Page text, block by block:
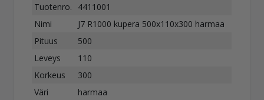
Tuotenro.
4411001
Nimi
J7 R1000 kupera 500x110x300 harmaa
Pituus
500
Leveys
110
Korkeus
300
Väri
harmaa